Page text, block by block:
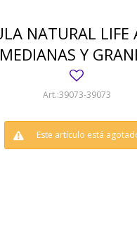
NATURAL LIFE
Y
39073-39073
Este artículo está